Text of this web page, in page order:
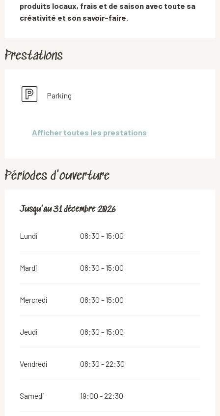
produits locaux, frais et de saison avec toute sa
créativité et son savoir-faire.
Prestations
Parking
Afficher toutes les prestations
Périodes d'ouverture
Du2 janvier 2026au31 décembre 2026
Jusqu'au31 décembre 2026
Lundi 08:30 - 15:00
Mardi 08:30 - 15:00
Mercredi 08:30 - 15:00
Jeudi 08:30 - 15:00
Vendredi 08:30 - 22:30
Samedi 19:00 - 22:30